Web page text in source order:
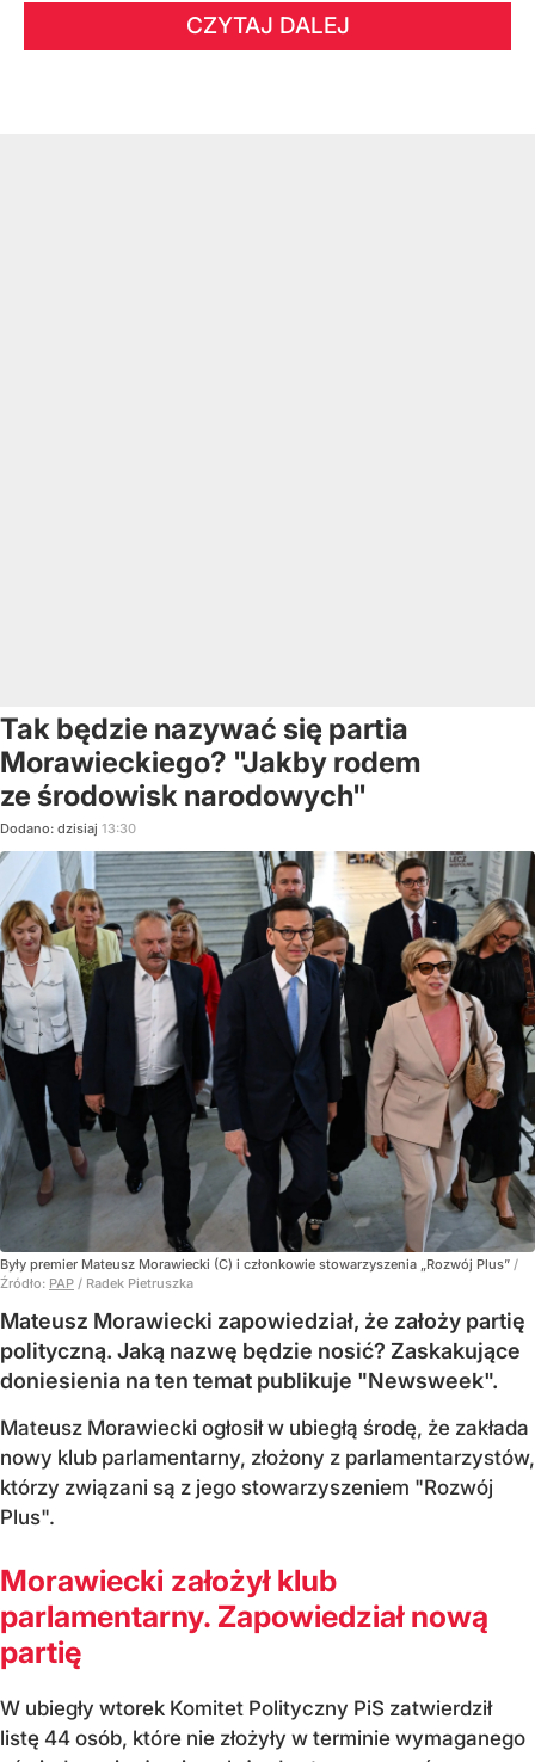
CZYTAJ DALEJ
Tak będzie nazywać się partia
Morawieckiego? "Jakby rodem
ze środowisk narodowych"
Dodano: dzisiaj 13:30
Były premier Mateusz Morawiecki (C) i członkowie stowarzyszenia „Rozwój Plus” /
Źródło: PAP / Radek Pietruszka
Mateusz Morawiecki zapowiedział, że założy partię
polityczną. Jaką nazwę będzie nosić? Zaskakujące
doniesienia na ten temat publikuje "Newsweek".
Mateusz Morawiecki ogłosił w ubiegłą środę, że zakłada
nowy klub parlamentarny, złożony z parlamentarzystów,
którzy związani są z jego stowarzyszeniem "Rozwój
Plus".
Morawiecki założył klub
parlamentarny. Zapowiedział nową
partię
W ubiegły wtorek Komitet Polityczny PiS zatwierdził
listę 44 osób, które nie złożyły w terminie wymaganego